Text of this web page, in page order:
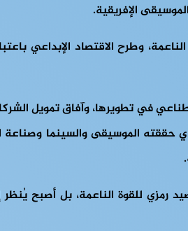
الإفريقية.
وطرح الاقتصاد الإبداعي
في تطويرها، وآفاق تمويل
الموسيقى والسينما وصناعة
للقوة الناعمة، بل أصبح يُنظر